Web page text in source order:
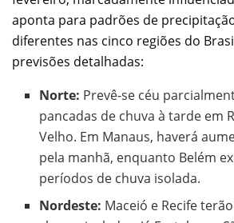
aponta para padrões de
diferentes nas cinco regiões do
previsões detalhadas:
Norte: Prevê-se céu
pancadas de chuva à tarde em
Velho. Em Manaus, haverá
pela manhã, enquanto Belém
períodos de chuva isolada.
Nordeste: Maceió e Recife